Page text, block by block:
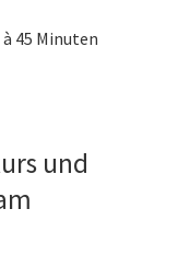
45 Minuten
und